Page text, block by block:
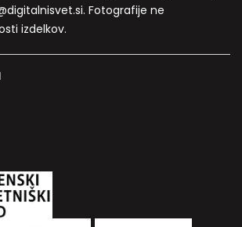
Fotografije ne
izdelkov.